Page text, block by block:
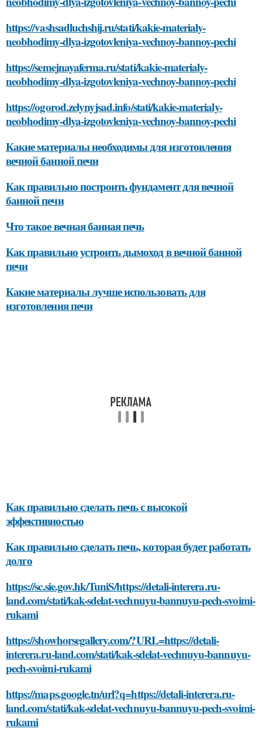
https://vashsadluchshij.ru/stati/kakie-materialy-
neobhodimy-dlya-izgotovleniya-vechnoy-bannoy-pechi
https://semejnayaferma.ru/stati/kakie-materialy-
neobhodimy-dlya-izgotovleniya-vechnoy-bannoy-pechi
https://ogorod.zelynyjsad.info/stati/kakie-materialy-
neobhodimy-dlya-izgotovleniya-vechnoy-bannoy-pechi
Какие материалы необходимы для изготовления
вечной банной печи
Как правильно построить фундамент для вечной
банной печи
Что такое вечная банная печь
Как правильно устроить дымоход в вечной банной
печи
Какие материалы лучше использовать для
изготовления печи
Как правильно сделать печь с высокой
эффективностью
Как правильно сделать печь, которая будет работать
долго
https://sc.sie.gov.hk/TuniS/https://detali-interera.ru-
land.com/stati/kak-sdelat-vechnuyu-bannuyu-pech-svoimi-
rukami
https://showhorsegallery.com/?URL=https://detali-
interera.ru-land.com/stati/kak-sdelat-vechnuyu-bannuyu-
pech-svoimi-rukami
https://maps.google.tn/url?q=https://detali-interera.ru-
land.com/stati/kak-sdelat-vechnuyu-bannuyu-pech-svoimi-
rukami